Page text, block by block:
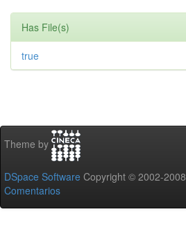
Has File(s)
true
Theme by
DSpace Software Copyright © 2002-2008
Comentarios